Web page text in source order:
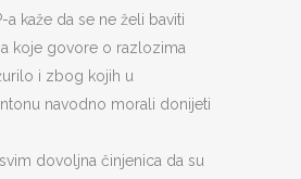
a kaže da se ne želi baviti
koje govore o razlozima
i zbog kojih u
navodno morali donijeti
dovoljna činjenica da su